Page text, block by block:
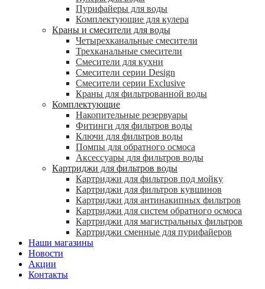
Пурифайеры для воды
Комплектующие для кулера
Краны и смесители для воды
Четырехканальные смесители
Трехканальные смесители
Смесители для кухни
Смесители серии Design
Смесители серии Exclusive
Краны для фильтрованной воды
Комплектующие
Накопительные резервуары
Фитинги для фильтров воды
Ключи для фильтров воды
Помпы для обратного осмоса
Аксессуары для фильтров воды
Картриджи для фильтров воды
Картриджи для фильтров под мойку
Картриджи для фильтров кувшинов
Картриджи для антинакипных фильтров
Картриджи для систем обратного осмоса
Картриджи для магистральных фильтров
Картриджи сменные для пурифайеров
Наши магазины
Новости
Акции
Контакты